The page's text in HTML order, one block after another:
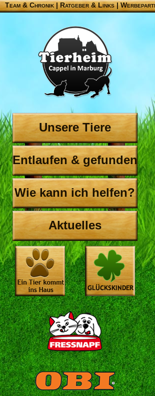
Team & Chronik |Ratgeber & Links|
Unsere Tiere
Entlaufen & gefunden
Wie kann ich helfen?
Aktuelles